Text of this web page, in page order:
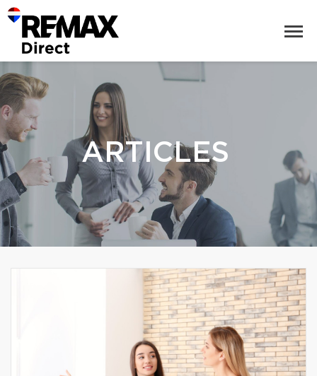
ARTICLES